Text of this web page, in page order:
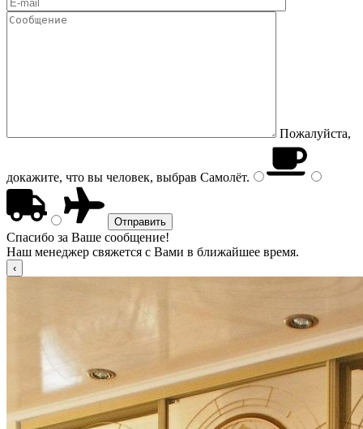
Пожалуйста,
докажите, что вы человек, выбрав Самолёт.
Спасибо за Ваше сообщение!
Наш менеджер свяжется с Вами в ближайшее время.